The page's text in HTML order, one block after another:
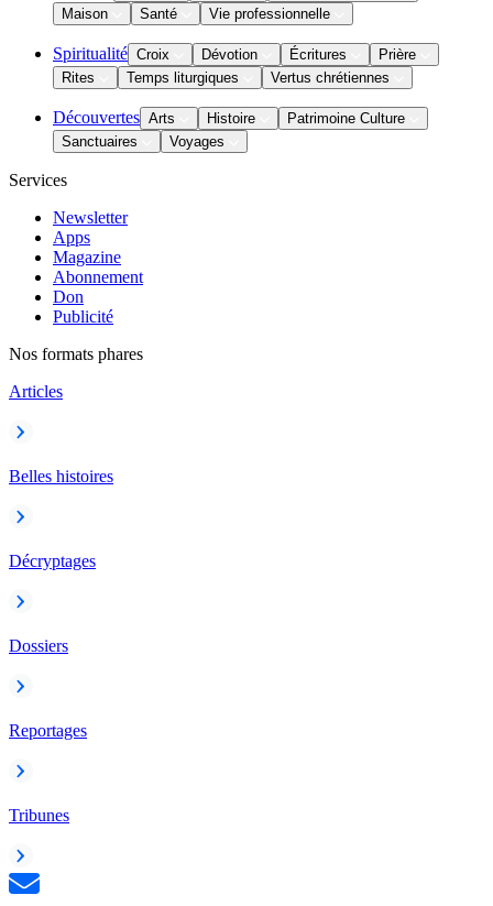
Maison
Santé Vie professionnelle
Spiritualité Croix Dévotion Écritures
Prière
Rites
Temps liturgiques Vertus chrétiennes
Découvertes Arts Histoire
Patrimoine Culture
Sanctuaires
Voyages
Services
Newsletter
Apps
Magazine
Abonnement
Don
Publicité
Nos formats phares
Articles
Belles histoires
Décryptages
Dossiers
Reportages
Tribunes